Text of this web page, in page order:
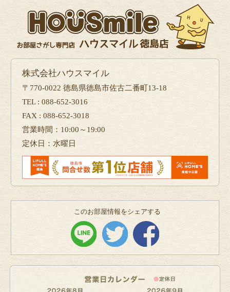
株式会社ハウスマイル
〒770-0022 徳島県徳島市佐古二番町13-18
TEL : 088-652-3016
FAX : 088-652-3018
営業時間：10:00～19:00
定休日：水曜日
このお部屋情報をシェアする